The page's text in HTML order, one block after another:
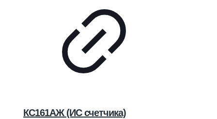
КС161АЖ (ИС счетчика)